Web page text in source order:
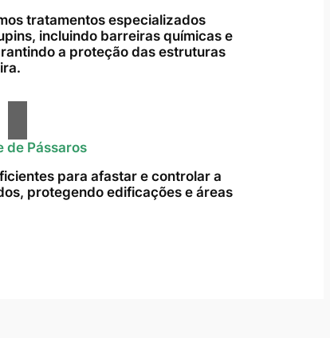
tratamentos especializados
incluindo barreiras químicas e
a proteção das estruturas
de Pássaros
para afastar e controlar a
protegendo edificações e áreas